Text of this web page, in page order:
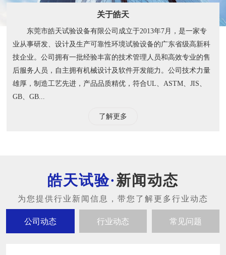
关于皓天
东莞市皓天试验设备有限公司成立于2013年7月，是一家专
业从事研发、设计及生产可靠性环境试验设备的广东省级高新科
技企业。公司拥有一批经验丰富的技术管理人员和高效专业的售
后服务人员，自主拥有机械设计及软件开发能力。公司技术力量
雄厚，制造工艺先进，产品品质精优，符合UL、ASTM、JIS、
GB、GB...
了解更多
新闻动态
公司动态 行业动态 常见问题